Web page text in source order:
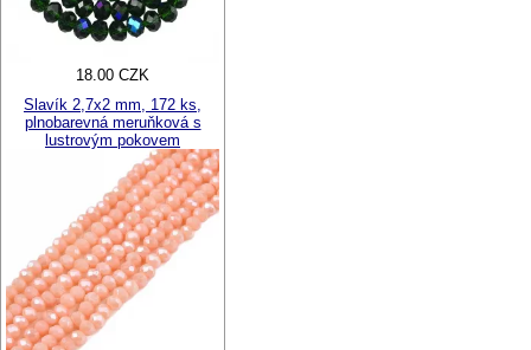
18.00 CZK
Slavík 2,7x2 mm, 172 ks,
plnobarevná meruňková s
lustrovým pokovem